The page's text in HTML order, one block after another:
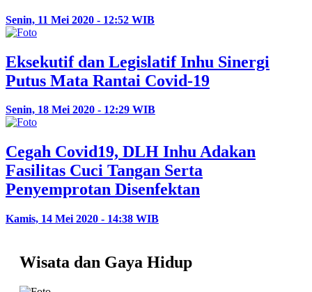
Senin, 11 Mei 2020 - 12:52 WIB
Eksekutif dan Legislatif Inhu Sinergi
Putus Mata Rantai Covid-19
Senin, 18 Mei 2020 - 12:29 WIB
Cegah Covid19, DLH Inhu Adakan
Fasilitas Cuci Tangan Serta
Penyemprotan Disenfektan
Kamis, 14 Mei 2020 - 14:38 WIB
Wisata dan Gaya Hidup